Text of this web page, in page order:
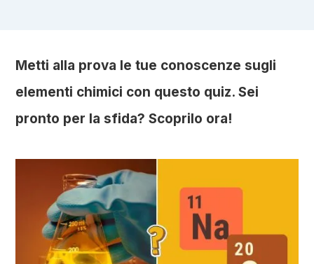
Metti alla prova le tue conoscenze sugli
elementi chimici con questo quiz. Sei
pronto per la sfida? Scoprilo ora!